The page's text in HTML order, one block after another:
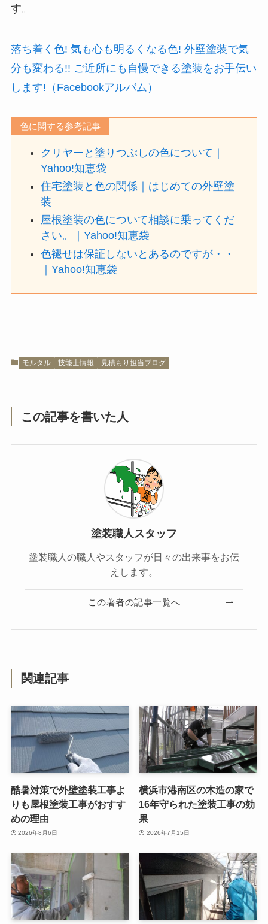
す。
落ち着く色! 気も心も明るくなる色! 外壁塗装で気
分も変わる!! ご近所にも自慢できる塗装をお手伝い
します!（Facebookアルバム）
色に関する参考記事
クリヤーと塗りつぶしの色について｜
Yahoo!知恵袋
住宅塗装と色の関係｜はじめての外壁塗
装
屋根塗装の色について相談に乗ってくだ
さい。｜Yahoo!知恵袋
色褪せは保証しないとあるのですが・・
｜Yahoo!知恵袋
モルタル 技能士情報 見積もり担当ブログ
この記事を書いた人
塗装職人スタッフ
塗装職人の職人やスタッフが日々の出来事をお伝
えします。
この著者の記事一覧へ
関連記事
酷暑対策で外壁塗装工事よ
りも屋根塗装工事がおすす
めの理由
2026年8月6日
横浜市港南区の木造の家で
16年守られた塗装工事の効
果
2026年7月15日